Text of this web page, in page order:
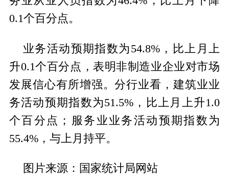
0.1个百分点。
业务活动预期指数为54.8%，比上月上
升0.1个百分点，表明非制造业企业对市场
发展信心有所增强。分行业看，建筑业业
务活动预期指数为51.5%，比上月上升1.0
个百分点；服务业业务活动预期指数为
55.4%，与上月持平。
图片来源：国家统计局网站